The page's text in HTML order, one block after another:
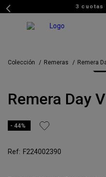
3
Colección Remeras Remera
Remera Day V
44%
F224002390